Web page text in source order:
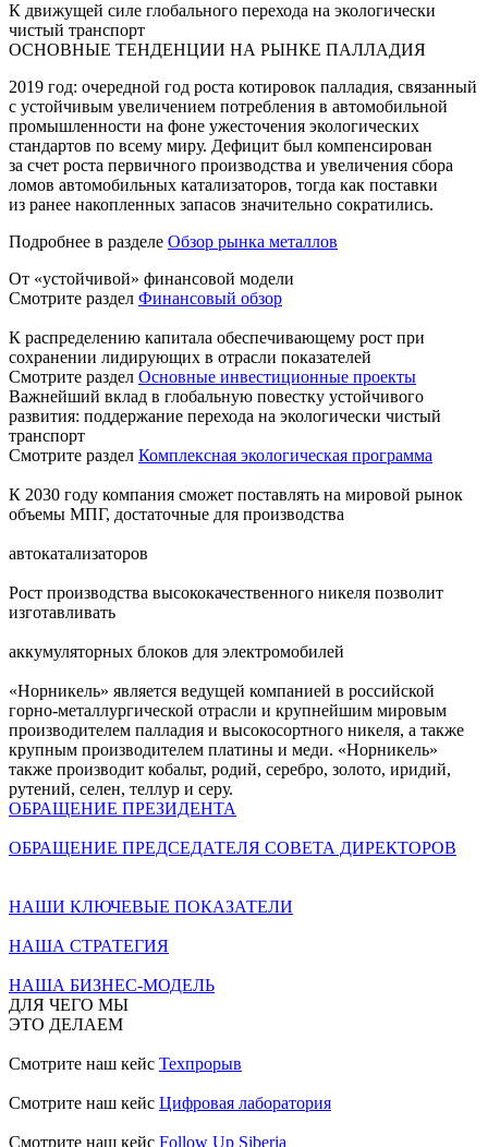
К движущей силе глобального перехода на экологически
чистый транспорт
ОСНОВНЫЕ ТЕНДЕНЦИИ НА РЫНКЕ ПАЛЛАДИЯ
2019 год: очередной год роста котировок палладия, связанный
с устойчивым увеличением потребления в автомобильной
промышленности на фоне ужесточения экологических
стандартов по всему миру. Дефицит был компенсирован
за счет роста первичного производства и увеличения сбора
ломов автомобильных катализаторов, тогда как поставки
из ранее накопленных запасов значительно сократились.
Подробнее в разделе Обзор рынка металлов
От «устойчивой» финансовой модели
Смотрите раздел Финансовый обзор
К распределению капитала обеспечивающему рост при
сохранении лидирующих в отрасли показателей
Смотрите раздел Основные инвестиционные проекты
Важнейший вклад в глобальную повестку устойчивого
развития: поддержание перехода на экологически чистый
транспорт
Смотрите раздел Комплексная экологическая программа
К 2030 году компания сможет поставлять на мировой рынок
объемы МПГ, достаточные для производства
автокатализаторов
Рост производства высококачественного никеля позволит
изготавливать
аккумуляторных блоков для электромобилей
«Норникель» является ведущей компанией в российской
горно-металлургической отрасли и крупнейшим мировым
производителем палладия и высокосортного никеля, а также
крупным производителем платины и меди. «Норникель»
также производит кобальт, родий, серебро, золото, иридий,
рутений, селен, теллур и серу.
ОБРАЩЕНИЕ ПРЕЗИДЕНТА
ОБРАЩЕНИЕ ПРЕДСЕДАТЕЛЯ СОВЕТА ДИРЕКТОРОВ
НАШИ КЛЮЧЕВЫЕ ПОКАЗАТЕЛИ
НАША СТРАТЕГИЯ
НАША БИЗНЕС-МОДЕЛЬ
ДЛЯ ЧЕГО МЫ
ЭТО ДЕЛАЕМ
Смотрите наш кейс Техпрорыв
Смотрите наш кейс Цифровая лаборатория
Смотрите наш кейс Follow Up Siberia